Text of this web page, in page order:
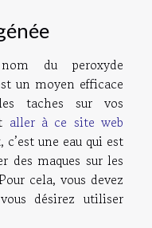
du peroxyde
un moyen efficace
taches sur vos
aller à ce site web
une eau qui est
des maques sur les
cela, vous devez
désirez utiliser